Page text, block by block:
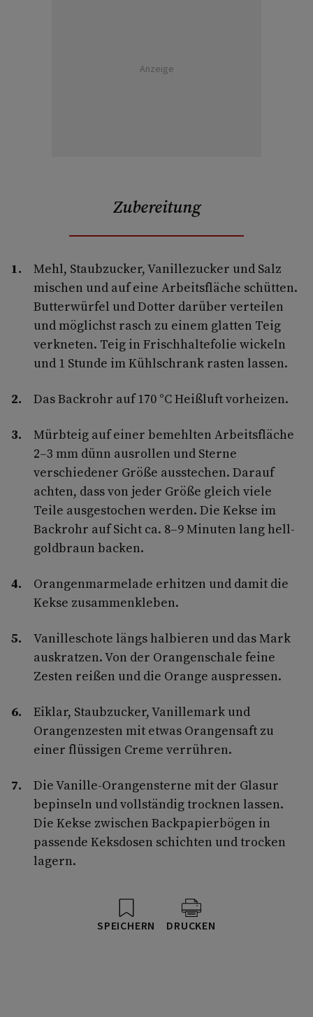
Anzeige
Zubereitung
Mehl, Staubzucker, Vanillezucker und Salz
mischen und auf eine Arbeitsfläche schütten.
Butterwürfel und Dotter darüber verteilen
und möglichst rasch zu einem glatten Teig
verkneten. Teig in Frischhaltefolie wickeln
und 1 Stunde im Kühlschrank rasten lassen.
Das Backrohr auf 170 °C Heißluft vorheizen.
Mürbteig auf einer bemehlten Arbeitsfläche
2–3 mm dünn ausrollen und Sterne
verschiedener Größe ausstechen. Darauf
achten, dass von jeder Größe gleich viele
Teile ausgestochen werden. Die Kekse im
Backrohr auf Sicht ca. 8–9 Minuten lang hell-
goldbraun backen.
Orangenmarmelade erhitzen und damit die
Kekse zusammenkleben.
Vanilleschote längs halbieren und das Mark
auskratzen. Von der Orangenschale feine
Zesten reißen und die Orange auspressen.
Eiklar, Staubzucker, Vanillemark und
Orangenzesten mit etwas Orangensaft zu
einer flüssigen Creme verrühren.
Die Vanille-Orangensterne mit der Glasur
bepinseln und vollständig trocknen lassen.
Die Kekse zwischen Backpapierbögen in
passende Keksdosen schichten und trocken
lagern.
SPEICHERN DRUCKEN